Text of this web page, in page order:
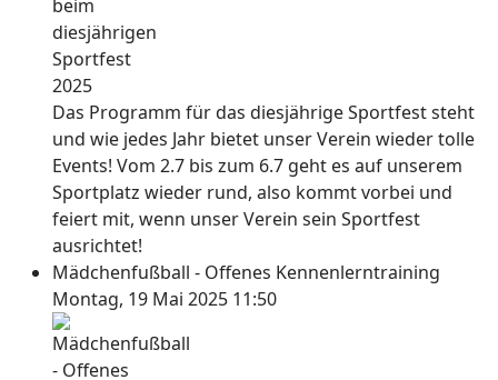
Das Programm für das diesjährige Sportfest steht
und wie jedes Jahr bietet unser Verein wieder tolle
Events! Vom 2.7 bis zum 6.7 geht es auf unserem
Sportplatz wieder rund, also kommt vorbei und
feiert mit, wenn unser Verein sein Sportfest
ausrichtet!
Mädchenfußball - Offenes Kennenlerntraining
Montag, 19 Mai 2025 11:50